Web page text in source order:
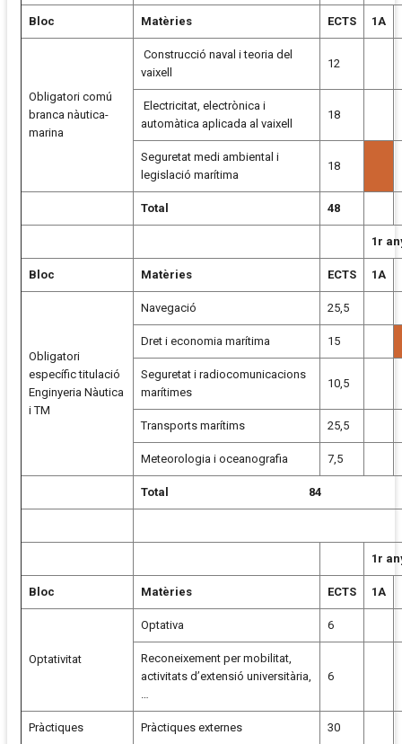
Bloc Matèries ECTS 1A
Obligatori comú
branca nàutica-
marina
Construcció naval i teoria del
vaixell
12
Electricitat, electrònica i
automàtica aplicada al vaixell
18
Seguretat medi ambiental i
legislació marítima
18
Total 48
1r
Bloc Matèries ECTS 1A
Obligatori
específic titulació
Enginyeria Nàutica
i TM
Navegació 25,5
Dret i economia marítima 15
Seguretat i radiocomunicacions
marítimes
10,5
Transports marítims 25,5
Meteorologia i oceanografia 7,5
Total 84
1r
Bloc Matèries ECTS 1A
Optativitat
Optativa 6
Reconeixement per mobilitat,
activitats d’extensió universitària,
…
6
Pràctiques Pràctiques externes 30